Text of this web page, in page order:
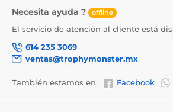
Necesita ayuda ? offline
El servicio de atención al cliente está
614 235 3069
ventas@trophymonster.mx
También estamos en: Facebook